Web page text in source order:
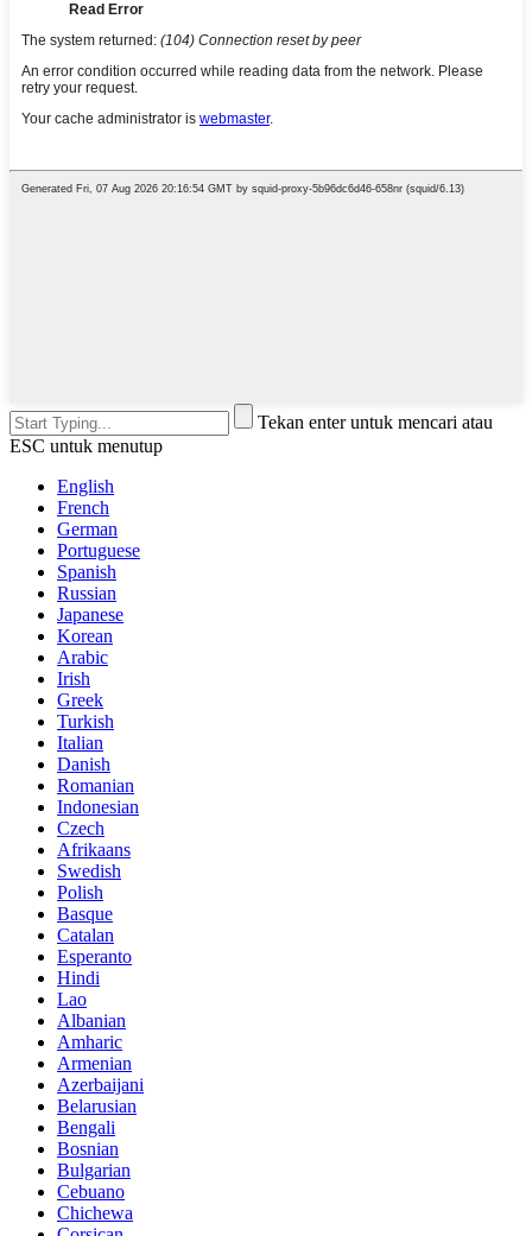
Tekan enter untuk mencari atau
ESC untuk menutup
English
French
German
Portuguese
Spanish
Russian
Japanese
Korean
Arabic
Irish
Greek
Turkish
Italian
Danish
Romanian
Indonesian
Czech
Afrikaans
Swedish
Polish
Basque
Catalan
Esperanto
Hindi
Lao
Albanian
Amharic
Armenian
Azerbaijani
Belarusian
Bengali
Bosnian
Bulgarian
Cebuano
Chichewa